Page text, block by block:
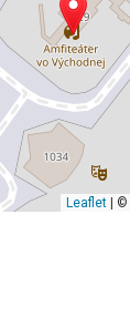
Leaflet| ©